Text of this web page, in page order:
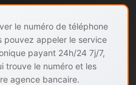
le numéro de téléphone
pouvez appeler le service
payant 24h/24 7j/7,
trouve le numéro et les
agence bancaire.